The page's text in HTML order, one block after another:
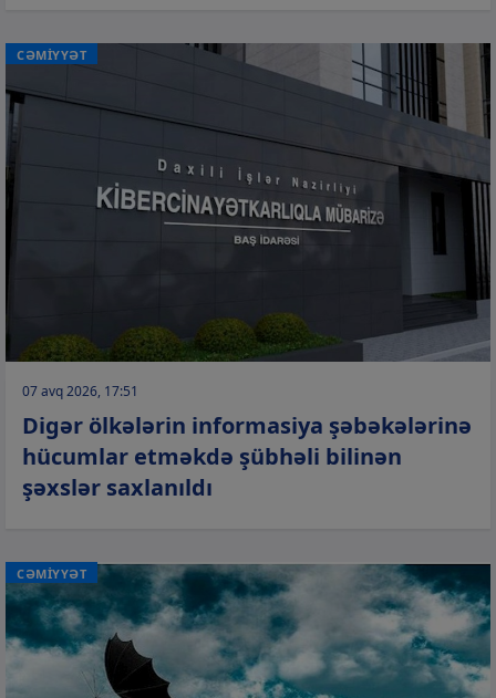
CƏMİYYƏT
07 avq 2026, 17:51
Digər ölkələrin informasiya şəbəkələrinə
hücumlar etməkdə şübhəli bilinən
şəxslər saxlanıldı
CƏMİYYƏT